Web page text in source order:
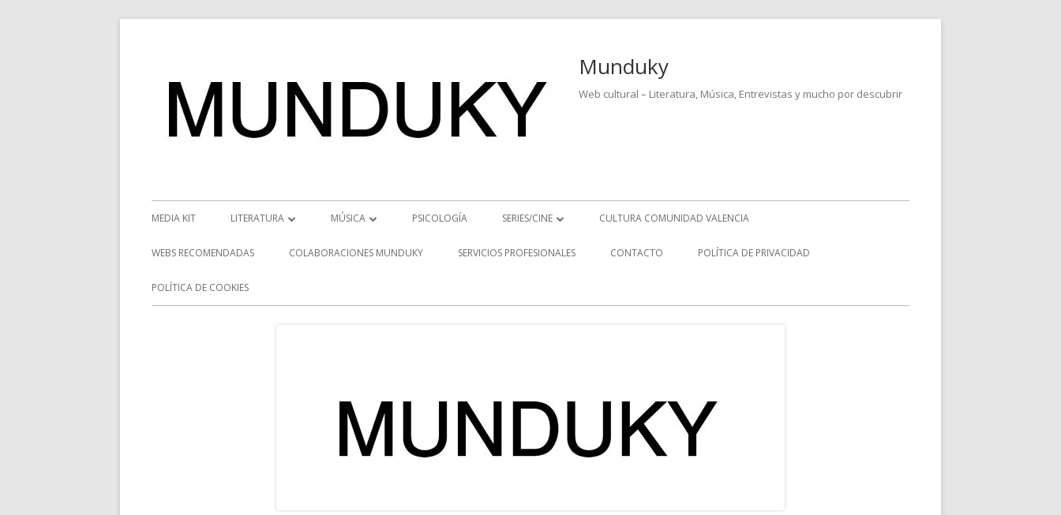
Munduky
Web cultural – Literatura, Música, Entrevistas y mucho por descubrir
Menú
principal
MEDIA KIT LITERATURA
RESEÑAS
NOVEDADES
MÚSICA
NOTICIAS MUSICALES
PSICOLOGÍA SERIES/CINE
SERIES
CULTURA COMUNIDAD VALENCIA
WEBS RECOMENDADAS COLABORACIONES MUNDUKY SERVICIOS PROFESIONALES CONTACTO POLÍTICA DE PRIVACIDAD
POLÍTICA DE COOKIES